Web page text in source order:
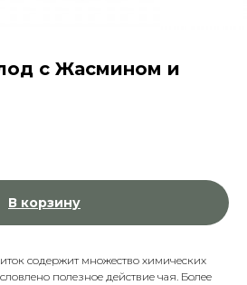
с Жасмином и
В корзину
содержит множество химических
полезное действие чая. Более